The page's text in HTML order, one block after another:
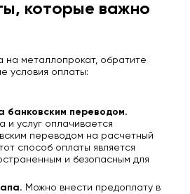
которые важно
на металлопрокат, обратите
условия оплаты:
банковским переводом.
и услуг оплачивается
переводом на расчетный
способ оплаты является
и безопасным для
Можно внести предоплату в